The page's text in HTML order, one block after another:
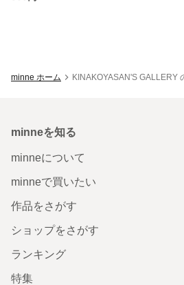
minne ホーム KINAKOYASAN'S GALLERY
minneを知る
minneについて
minneで買いたい
作品をさがす
ショップをさがす
ランキング
特集